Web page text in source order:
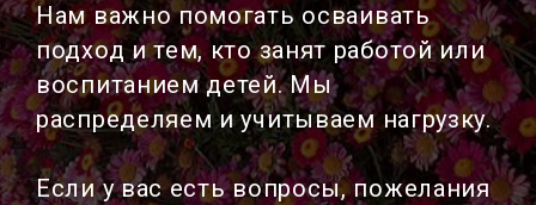
Нам важно помогать осваивать
подход и тем, кто занят работой или
воспитанием детей. Мы
распределяем и учитываем нагрузку.
Если у вас есть вопросы, пожелания